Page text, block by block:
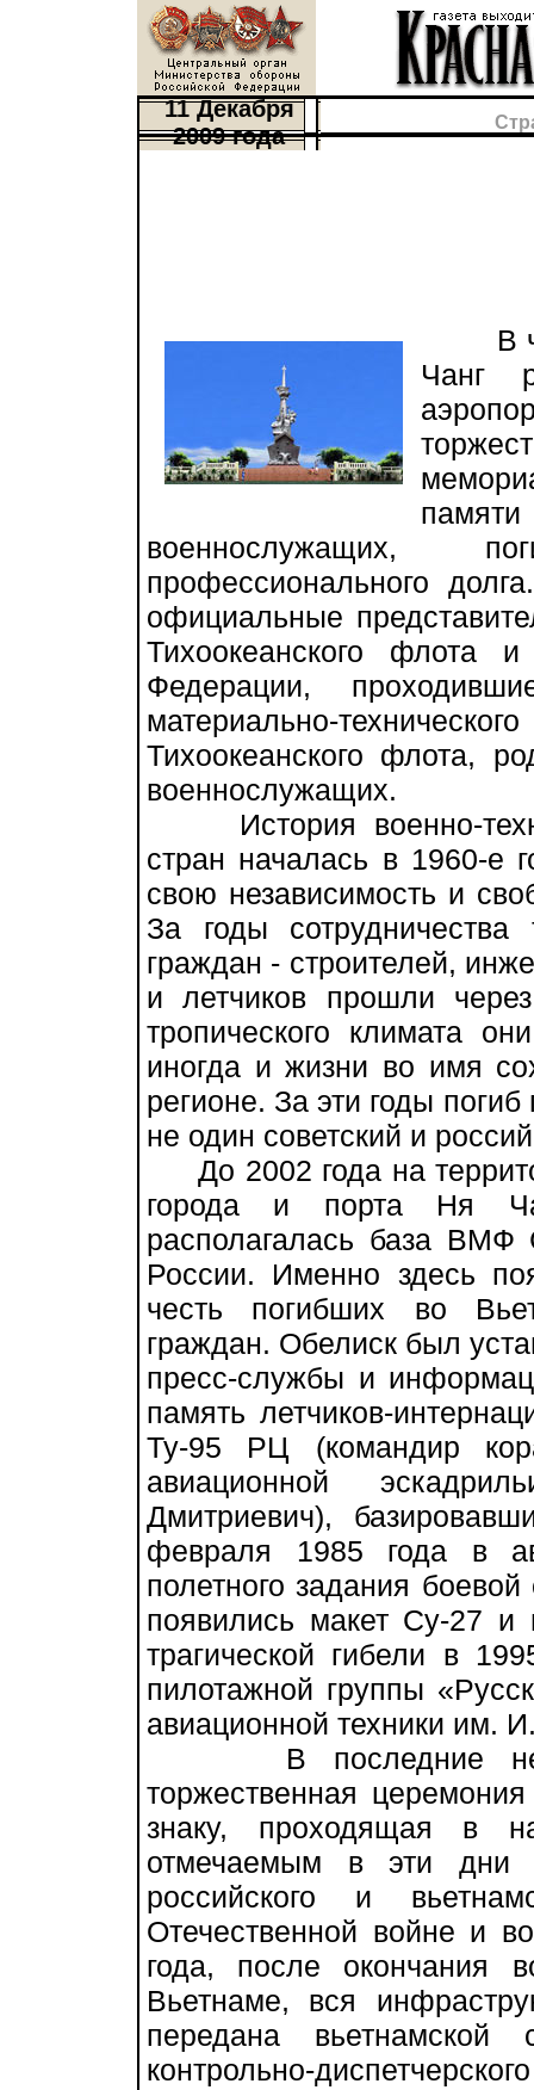
11 Декабря
2009 года
В
Чанг
военнослужащих,
профессионального
официальные
Тихоокеанского флота
Федерации,
материально-
Тихоокеанского флота,
военнослужащих.
История военно-
стран началась в 1960-е
свою независимость и
За годы сотрудничества
граждан - строителей,
и летчиков прошли
тропического климата
иногда и жизни во имя
регионе. За эти годы
не один советский и
До 2002 года на
города и порта Ня
располагалась база
России. Именно здесь
честь погибших во
граждан. Обелиск был
пресс-службы и
память летчиков-
Ту-95 РЦ (командир
авиационной
Дмитриевич),
февраля 1985 года в
полетного задания
появились макет Су-27
трагической гибели в
пилотажной группы
авиационной техники им.
В последние
торжественная
знаку, проходящая в
отмечаемым в эти дни
российского и
Отечественной войне и
года, после окончания
Вьетнаме, вся
передана вьетнамской
контрольно-